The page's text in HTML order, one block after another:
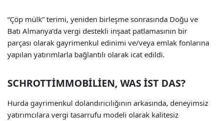
“Çöp mülk” terimi, yeniden birleşme sonrasında Doğu ve
Batı Almanya’da vergi destekli inşaat patlamasının bir
parçası olarak gayrimenkul edinimi ve/veya emlak fonlarına
yapılan yatırımlarla bağlantılı olarak icat edildi.
SCHROTTIMMOBILIEN, WAS IST DAS?
Hurda gayrimenkul dolandırıcılığının arkasında, deneyimsiz
yatırımcılara vergi tasarrufu modeli olarak kalitesiz